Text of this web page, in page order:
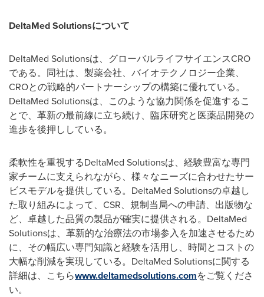
DeltaMed Solutionsについて
DeltaMed Solutionsは、グローバルライフサイエンスCRO
である。同社は、製薬会社、バイオテクノロジー企業、
CROとの戦略的パートナーシップの構築に優れている。
DeltaMed Solutionsは、このような協力関係を促進するこ
とで、革新の最前線に立ち続け、臨床研究と医薬品開発の
進歩を後押ししている。
柔軟性を重視するDeltaMed Solutionsは、経験豊富な専門
家チームに支えられながら、様々なニーズに合わせたサー
ビスモデルを提供している。DeltaMed Solutionsの卓越し
た取り組みによって、CSR、規制当局への申請、出版物な
ど、卓越した品質の製品が確実に提供される。DeltaMed
Solutionsは、革新的な治療法の市場参入を加速させるため
に、その幅広い専門知識と経験を活用し、時間とコストの
大幅な削減を実現している。DeltaMed Solutionsに関する
詳細は、こちらwww.deltamedsolutions.comをご覧くださ
い。